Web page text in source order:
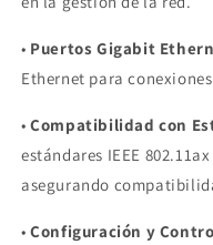
• Puertos Gigabit
Ethernet para
• Compatibilidad con
estándares IEEE
asegurando
• Configuración y